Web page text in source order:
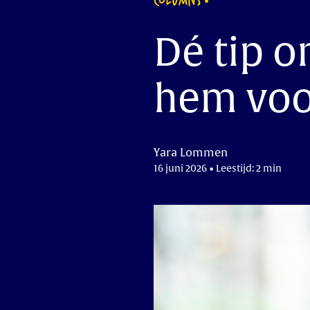
Dé tip
hem
Yara Lommen
16 juni 2026 • Leestijd: 2 min